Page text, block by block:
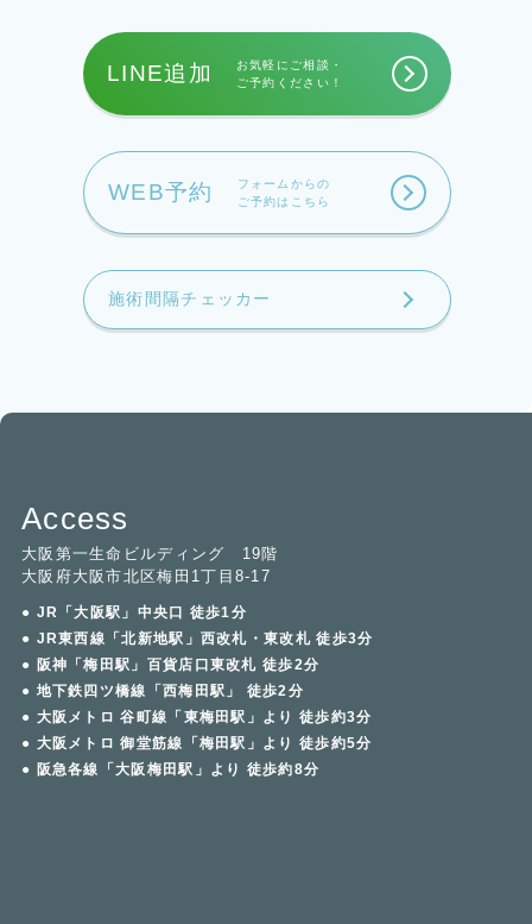
LINE追加
お気軽にご相談・
ご予約ください！
WEB予約
フォームからの
ご予約はこちら
施術間隔チェッカー
Access
大阪第一生命ビルディング 19階
大阪府大阪市北区梅田1丁目8-17
● JR「大阪駅」中央口 徒歩1分
● JR東西線「北新地駅」西改札・東改札 徒歩3分
● 阪神「梅田駅」百貨店口東改札 徒歩2分
● 地下鉄四ツ橋線「西梅田駅」 徒歩2分
● 大阪メトロ 谷町線「東梅田駅」より 徒歩約3分
● 大阪メトロ 御堂筋線「梅田駅」より 徒歩約5分
● 阪急各線「大阪梅田駅」より 徒歩約8分